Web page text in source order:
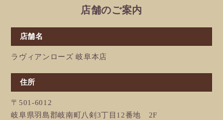
店舗のご案内
店舗名
ラヴィアンローズ 岐阜本店
住所
〒501-6012
岐阜県羽島郡岐南町八剣3丁目12番地 2F